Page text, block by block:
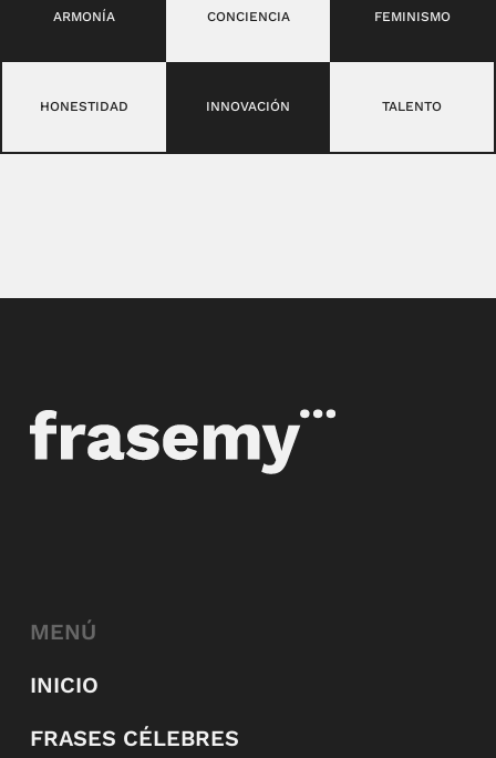
ARMONÍA CONCIENCIA FEMINISMO
HONESTIDAD INNOVACIÓN TALENTO
MENÚ
INICIO
FRASES CÉLEBRES